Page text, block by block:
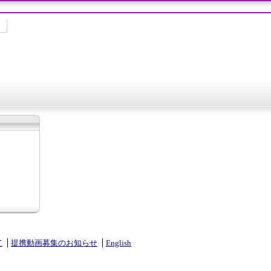
提携動画募集のお知らせ English